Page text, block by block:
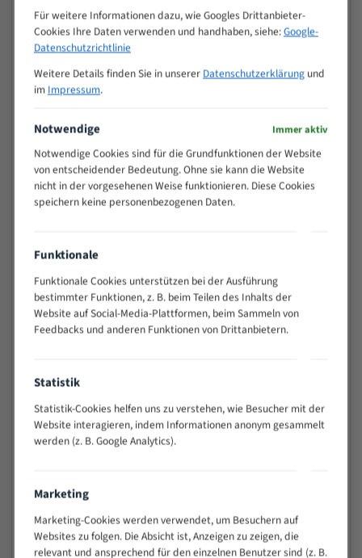
VOLLMATERIAL
M (mm)
Zähne pro
>
25
25 - 50
35 - 70
5/8
50 - 120
4/6
80 - 180
3/4
150 -
200 -
600
1,1/1,6
> 500
0,75/1,25
Vielseitiges Bandsägeblatt für verschiedenste
Anwendungen
Widerstandsfähig gegen Zahnbruch auch bei
schwierigen Werkstücken (Materialmischung,
Äußerst verschleißfest
Technische Beschreibung:
Für weitere Informationen dazu, wie Googles Drittanbieter-
Cookies Ihre Daten verwenden und handhaben, siehe:Google-
Datenschutzrichtlinie
Weitere Details finden Sie in unserer Datenschutzerklärungund
im Impressum.
Notwendige Immer aktiv
Notwendige Cookies sind für die Grundfunktionen der Website
von entscheidender Bedeutung. Ohne sie kann die Website
nicht in der vorgesehenen Weise funktionieren. Diese Cookies
speichern keine personenbezogenen Daten.
Funktionale
Funktionale Cookies unterstützen bei der Ausführung
bestimmter Funktionen, z. B. beim Teilen des Inhalts der
Website auf Social-Media-Plattformen, beim Sammeln von
Feedbacks und anderen Funktionen von Drittanbietern.
Statistik
Statistik-Cookies helfen uns zu verstehen, wie Besucher mit der
Website interagieren, indem Informationen anonym gesammelt
werden (z. B. Google Analytics).
Marketing
Marketing-Cookies werden verwendet, um Besuchern auf
Websites zu folgen. Die Absicht ist, Anzeigen zu zeigen, die
relevant und ansprechend für den einzelnen Benutzer sind (z. B.